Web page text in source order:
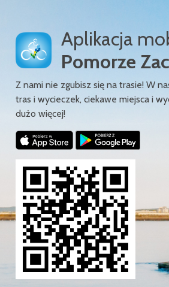
Aplikacja
Pomorze
Z nami nie zgubisz się na trasie! W
tras i wycieczek, ciekawe miejsca i
dużo więcej!